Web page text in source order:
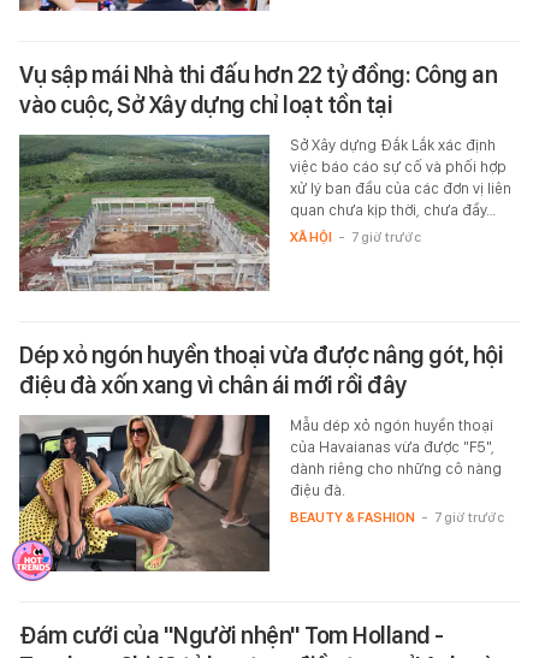
Vụ sập mái Nhà thi đấu hơn 22 tỷ đồng: Công an
vào cuộc, Sở Xây dựng chỉ loạt tồn tại
Sở Xây dựng Đắk Lắk xác định
việc báo cáo sự cố và phối hợp
xử lý ban đầu của các đơn vị liên
quan chưa kịp thời, chưa đầy…
XÃ HỘI - 7 giờ trước
Dép xỏ ngón huyền thoại vừa được nâng gót, hội
điệu đà xốn xang vì chân ái mới rồi đây
Mẫu dép xỏ ngón huyền thoại
của Havaianas vừa được "F5",
dành riêng cho những cô nàng
điệu đà.
BEAUTY & FASHION - 7 giờ trước
Đám cưới của "Người nhện" Tom Holland -